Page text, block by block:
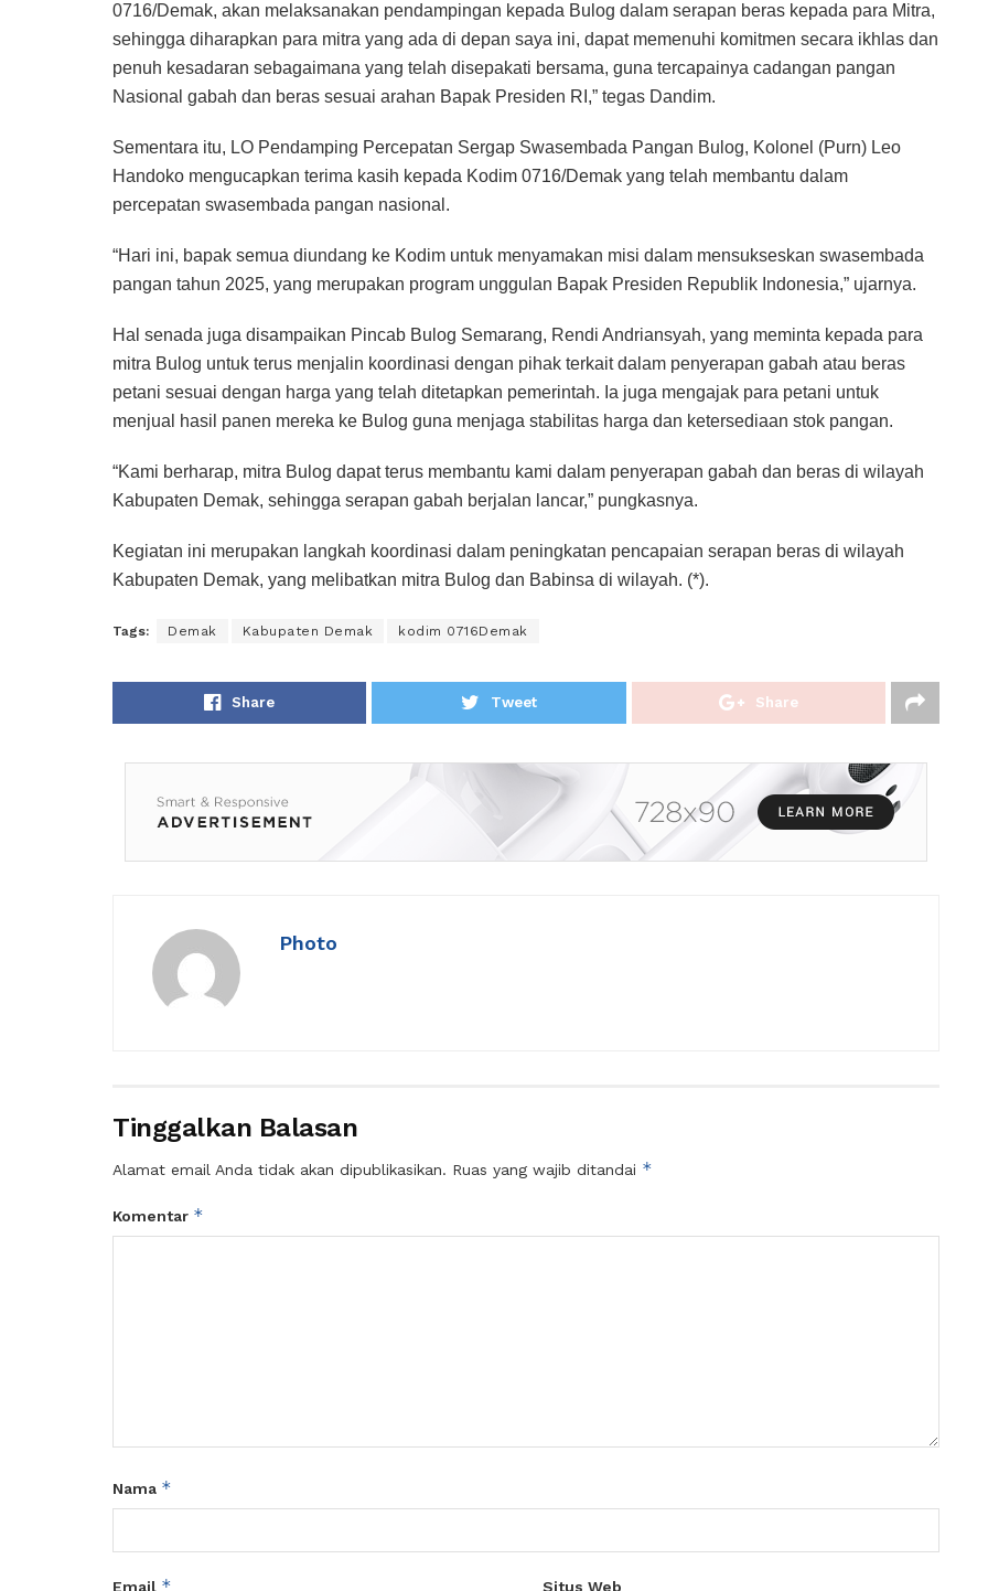
0716/Demak, akan melaksanakan pendampingan kepada Bulog dalam serapan beras kepada para Mitra,
sehingga diharapkan para mitra yang ada di depan saya ini, dapat memenuhi komitmen secara ikhlas dan
penuh kesadaran sebagaimana yang telah disepakati bersama, guna tercapainya cadangan pangan
Nasional gabah dan beras sesuai arahan Bapak Presiden RI,” tegas Dandim.
Sementara itu, LO Pendamping Percepatan Sergap Swasembada Pangan Bulog, Kolonel (Purn) Leo
Handoko mengucapkan terima kasih kepada Kodim 0716/Demak yang telah membantu dalam
percepatan swasembada pangan nasional.
“Hari ini, bapak semua diundang ke Kodim untuk menyamakan misi dalam mensukseskan swasembada
pangan tahun 2025, yang merupakan program unggulan Bapak Presiden Republik Indonesia,” ujarnya.
Hal senada juga disampaikan Pincab Bulog Semarang, Rendi Andriansyah, yang meminta kepada para
mitra Bulog untuk terus menjalin koordinasi dengan pihak terkait dalam penyerapan gabah atau beras
petani sesuai dengan harga yang telah ditetapkan pemerintah. Ia juga mengajak para petani untuk
menjual hasil panen mereka ke Bulog guna menjaga stabilitas harga dan ketersediaan stok pangan.
“Kami berharap, mitra Bulog dapat terus membantu kami dalam penyerapan gabah dan beras di wilayah
Kabupaten Demak, sehingga serapan gabah berjalan lancar,” pungkasnya.
Kegiatan ini merupakan langkah koordinasi dalam peningkatan pencapaian serapan beras di wilayah
Kabupaten Demak, yang melibatkan mitra Bulog dan Babinsa di wilayah. (*).
Tags: Demak Kabupaten Demak kodim 0716Demak
Share Tweet Share
Photo
Tinggalkan Balasan
Alamat email Anda tidak akan dipublikasikan. Ruas yang wajib ditandai *
Komentar *
Nama *
Email * Situs Web